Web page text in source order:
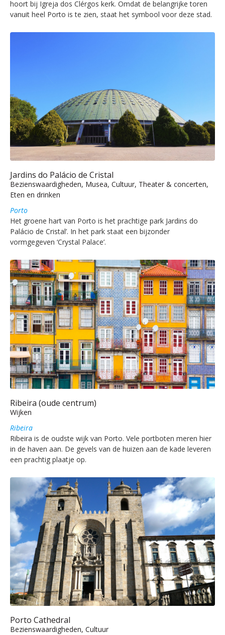
hoort bij Igreja dos Clérgos kerk. Omdat de belangrijke toren
vanuit heel Porto is te zien, staat het symbool voor deze stad.
Jardins do Palácio de Cristal
Bezienswaardigheden, Musea, Cultuur, Theater & concerten,
Eten en drinken
Porto
Het groene hart van Porto is het prachtige park Jardins do
Palácio de Cristal’. In het park staat een bijzonder
vormgegeven ‘Crystal Palace’.
Ribeira (oude centrum)
Wijken
Ribeira
Ribeira is de oudste wijk van Porto. Vele portboten meren hier
in de haven aan. De gevels van de huizen aan de kade leveren
een prachtig plaatje op.
Porto Cathedral
Bezienswaardigheden, Cultuur